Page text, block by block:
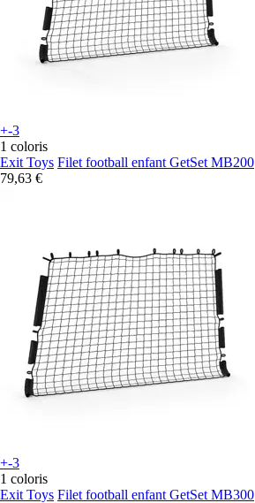
+-3
1 coloris
Exit Toys Filet football enfant GetSet MB200
79,63 €
+-3
1 coloris
Exit Toys Filet football enfant GetSet MB300